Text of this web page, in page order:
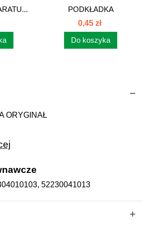
PODKŁADKA
DYSTANSOWA...
0,45 zł
Do koszyka
ORYGINAŁ
52230041013